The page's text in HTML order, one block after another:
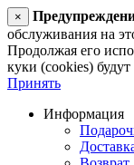
×
обслуживания на
Продолжая его
куки (cookies)
Принять
Информация